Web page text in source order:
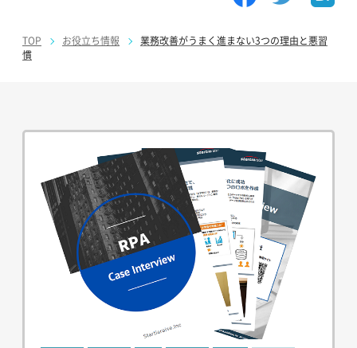
TOP お役立ち情報
業務改善がうまく進まない3つの理由と悪習
慣